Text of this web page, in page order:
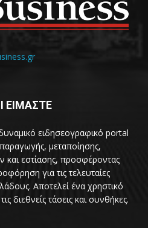
ΕΙΜΑΣΤΕ
ειδησεογραφικό portal
μεταποίησης,
εστίασης, προσφέροντας
για τις τελευταίες
Αποτελεί ένα χρηστικό
διεθνείς τάσεις και συνθήκες.